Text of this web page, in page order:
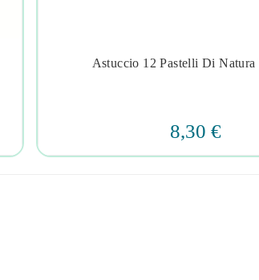
Astuccio 12 Pastelli Di Natura
8,30 €